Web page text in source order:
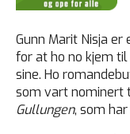
Gunn Marit Nisja
for at ho no kjem
sine. Ho
som vart nominert
Gullungen, som